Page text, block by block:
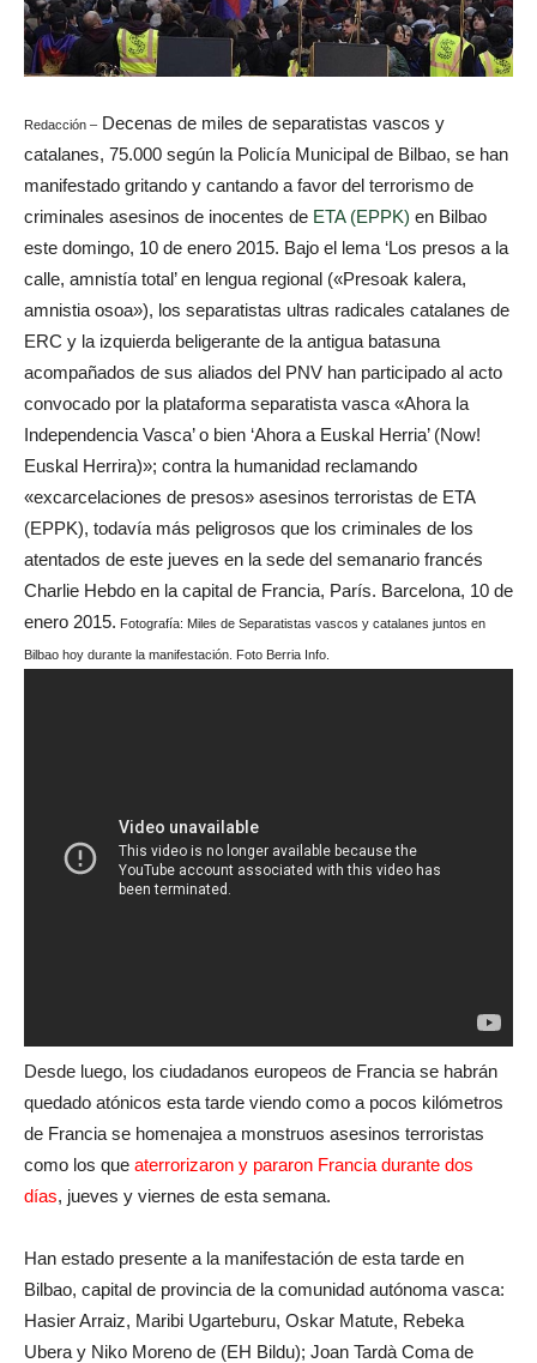
Redacción – Decenas de miles de separatistas vascos y
catalanes, 75.000 según la Policía Municipal de Bilbao, se han
manifestado gritando y cantando a favor del terrorismo de
criminales asesinos de inocentes de ETA (EPPK) en Bilbao
este domingo, 10 de enero 2015. Bajo el lema ‘Los presos a la
calle, amnistía total’ en lengua regional («Presoak kalera,
amnistia osoa»), los separatistas ultras radicales catalanes de
ERC y la izquierda beligerante de la antigua batasuna
acompañados de sus aliados del PNV han participado al acto
convocado por la plataforma separatista vasca «Ahora la
Independencia Vasca’ o bien ‘Ahora a Euskal Herria’ (Now!
Euskal Herrira)»; contra la humanidad reclamando
«excarcelaciones de presos» asesinos terroristas de ETA
(EPPK), todavía más peligrosos que los criminales de los
atentados de este jueves en la sede del semanario francés
Charlie Hebdo en la capital de Francia, París. Barcelona, 10 de
enero 2015. Fotografía: Miles de Separatistas vascos y catalanes juntos en
Bilbao hoy durante la manifestación. Foto Berria Info.
Desde luego, los ciudadanos europeos de Francia se habrán
quedado atónicos esta tarde viendo como a pocos kilómetros
de Francia se homenajea a monstruos asesinos terroristas
como los que aterrorizaron y pararon Francia durante dos
días, jueves y viernes de esta semana.
Han estado presente a la manifestación de esta tarde en
Bilbao, capital de provincia de la comunidad autónoma vasca:
Hasier Arraiz, Maribi Ugarteburu, Oskar Matute, Rebeka
Ubera y Niko Moreno de (EH Bildu); Joan Tardà Coma de